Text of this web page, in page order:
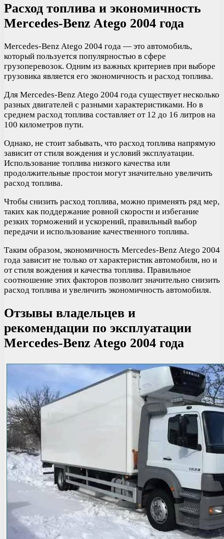
Расход топлива и экономичность
Mercedes-Benz Atego 2004 года
Mercedes-Benz Atego 2004 года — это автомобиль,
который пользуется популярностью в сфере
грузоперевозок. Одним из важных критериев при выборе
грузовика является его экономичность и расход топлива.
Для Mercedes-Benz Atego 2004 года существует несколько
разных двигателей с разными характеристиками. Но в
среднем расход топлива составляет от 12 до 16 литров на
100 километров пути.
Однако, не стоит забывать, что расход топлива напрямую
зависит от стиля вождения и условий эксплуатации.
Использование топлива низкого качества или
продолжительные простои могут значительно увеличить
расход топлива.
Чтобы снизить расход топлива, можно применять ряд мер,
таких как поддержание ровной скорости и избегание
резких торможений и ускорений, правильный выбор
передачи и использование качественного топлива.
Таким образом, экономичность Mercedes-Benz Atego 2004
года зависит не только от характеристик автомобиля, но и
от стиля вождения и качества топлива. Правильное
соотношение этих факторов позволит значительно снизить
расход топлива и увеличить экономичность автомобиля.
Отзывы владельцев и
рекомендации по эксплуатации
Mercedes-Benz Atego 2004 года